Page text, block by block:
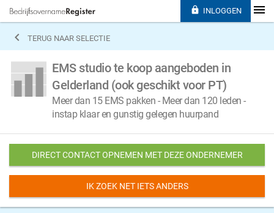
 TERUG NAAR SELECTIE
EMS studio te koop aangeboden in
Gelderland (ook geschikt voor PT)
Meer dan 15 EMS pakken - Meer dan 120 leden -
instap klaar en gunstig gelegen huurpand
DIRECT CONTACT OPNEMEN MET DEZE ONDERNEMER
IK ZOEK NET IETS ANDERS
 INLOGGEN